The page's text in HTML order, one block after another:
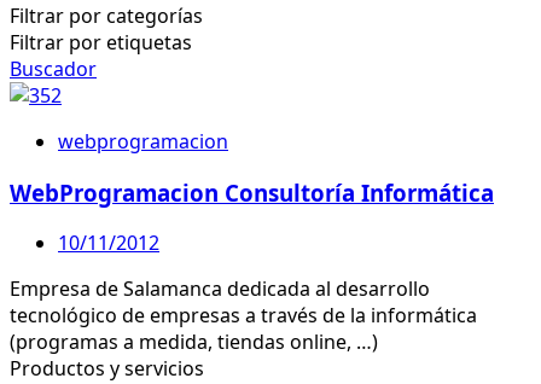
Filtrar por categorías
Filtrar por etiquetas
Buscador
webprogramacion
WebProgramacion Consultoría Informática
10/11/2012
Empresa de Salamanca dedicada al desarrollo
tecnológico de empresas a través de la informática
(programas a medida, tiendas online, …)
Productos y servicios